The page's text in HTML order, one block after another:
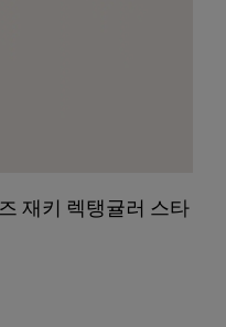
재키 렉탱귤러 스타